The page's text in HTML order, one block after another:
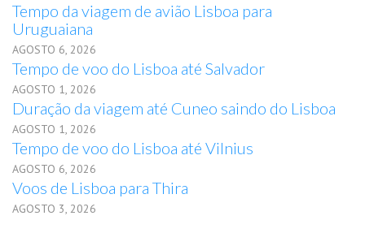
Tempo da viagem de avião Lisboa para
Uruguaiana
AGOSTO 6, 2026
Tempo de voo do Lisboa até Salvador
AGOSTO 1, 2026
Duração da viagem até Cuneo saindo do Lisboa
AGOSTO 1, 2026
Tempo de voo do Lisboa até Vilnius
AGOSTO 6, 2026
Voos de Lisboa para Thira
AGOSTO 3, 2026